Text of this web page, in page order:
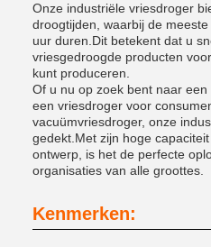
Onze industriële vriesdroger
droogtijden, waarbij de
uur duren.Dit betekent dat u
vriesgedroogde producten
kunt produceren.
Of u nu op zoek bent naar
een vriesdroger voor
vacuümvriesdroger, onze
gedekt.Met zijn hoge
ontwerp, is het de perfecte
organisaties van alle groottes.
Kenmerken: